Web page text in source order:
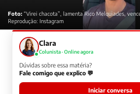
Foto: “Virei chacota”, lamenta Rico Melquiades,
Reprodução: Instagram
Clara
Colunista · Online agora
Dúvidas sobre essa matéria?
Fale comigo que explico 💬
Iniciar conversa